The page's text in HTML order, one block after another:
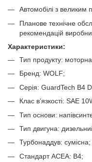
Автомобілі з великим
Планове технічне
рекомендацій
Характеристики:
Тип продукту:
Бренд: WOLF;
Серія: GuardTech B4
Клас в’язкості: SAE
Тип основи:
Тип двигуна:
Турбонаддув: сумісна;
Стандарт ACEA: B4;